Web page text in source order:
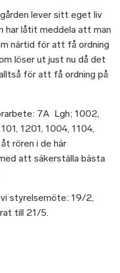
lever sitt eget liv
har låtit meddela att man
närtid för att få ordning
löser ut just nu då det
för att få ordning på
7A Lgh; 1002,
1201, 1004, 1104,
rören i de här
att säkerställa bästa
vi styrelsemöte: 19/2,
till 21/5.